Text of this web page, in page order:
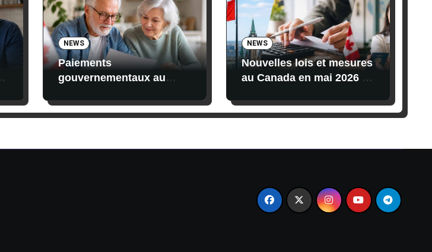
NEWS
Paiements
gouvernementaux au
les bénéficiaires reçoivent
NEWS
Nouvelles lois et mesures
au Canada en mai 2026 :
finances, vos impôts et